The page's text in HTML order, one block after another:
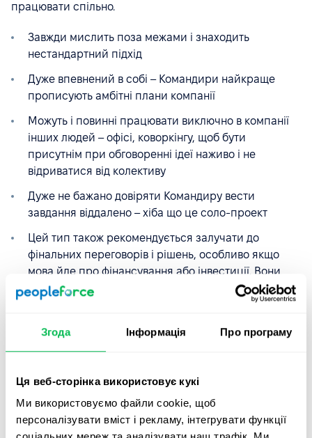
Згода Інформація Про програму
Ця веб-сторінка використовує кукі
Ми використовуємо файли cookie, щоб
персоналізувати вміст і рекламу, інтегрувати функції
працювати спільно.
Завжди мислить поза межами і знаходить
нестандартний підхід
Дуже впевнений в собі – Командири найкраще
прописують амбітні плани компанії
Можуть і повинні працювати виключно в компанії
інших людей – офісі, коворкінгу, щоб бути
присутнім при обговоренні ідеї наживо і не
відриватися від колективу
Дуже не бажано довіряти Командиру вести
завдання віддалено – хіба що це соло-проект
Цей тип також рекомендується залучати до
фінальних переговорів і рішень, особливо якщо
мова йде про фінансування або інвестиції. Вони
зуміють переконати інвесторів, що воно того варте
Інтровертивні типи
Мейер-Бріггс в команді
Порада:інтровертивні типи особистостей не
дорівнюють замкнутим і відлюдним співробітникам. Це